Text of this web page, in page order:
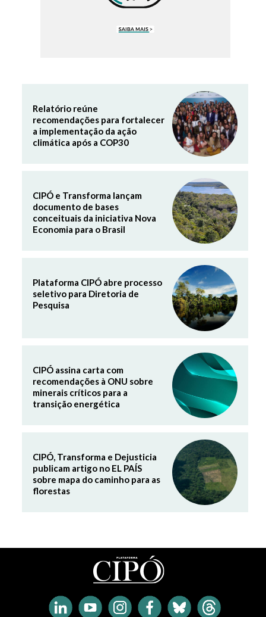
Relatório reúne
recomendações para fortalecer
a implementação da ação
climática após a COP30
CIPÓ e Transforma lançam
documento de bases
conceituais da iniciativa Nova
Economia para o Brasil
Plataforma CIPÓ abre processo
seletivo para Diretoria de
Pesquisa
CIPÓ assina carta com
recomendações à ONU sobre
minerais críticos para a
transição energética
CIPÓ, Transforma e Dejusticia
publicam artigo no EL PAÍS
sobre mapa do caminho para as
florestas